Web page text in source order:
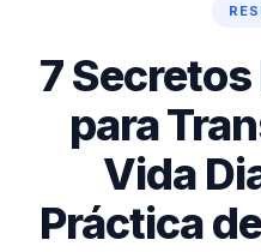
7
para
Vida
Práctica